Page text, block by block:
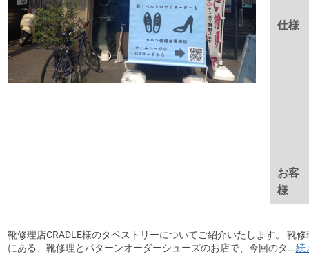
仕様
お客
様
靴修理店CRADLE様のタペストリーについてご紹介いたします。 靴
にある、靴修理とパターンオーダーシューズのお店で、今回のタ...続